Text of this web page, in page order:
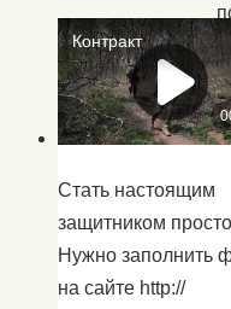
Стать настоящим
защитником
Нужно заполнить
на сайте http://